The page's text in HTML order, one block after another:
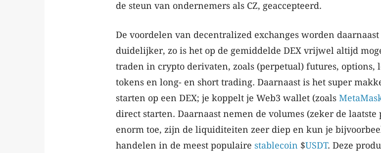
de steun van ondernemers als CZ, geaccepteerd.
De voordelen van decentralized exchanges worden daarnaast
duidelijker, zo is het op de gemiddelde DEX vrijwel altijd
traden in crypto derivaten, zoals (perpetual) futures, options,
tokens en long- en short trading. Daarnaast is het super
starten op een DEX; je koppelt je Web3 wallet (zoals
direct starten. Daarnaast nemen de volumes (zeker de laatste
enorm toe, zijn de liquiditeiten zeer diep en kun je
handelen in de meest populaire stablecoin $USDT. Deze